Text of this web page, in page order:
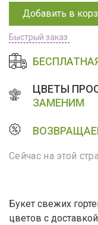
Добавить в
Быстрый заказ
ЦВЕТЫ
ЗАМЕНИМ
Сейчас на этой
Букет свежих
цветов с